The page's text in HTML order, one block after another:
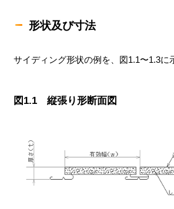
形状及び寸法
サイディング形状の例を、図1.1〜1.3に
図1.1 縦張り形断面図